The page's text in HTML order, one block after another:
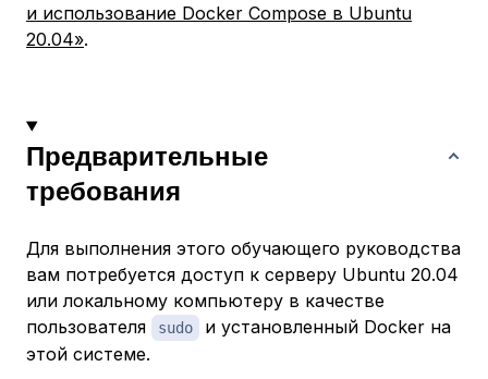
и использование Docker Compose в Ubuntu
20.04».
Предварительные
требования
Для выполнения этого обучающего руководства
вам потребуется доступ к серверу Ubuntu 20.04
или локальному компьютеру в качестве
пользователя
sudo
и установленный Docker на
этой системе.